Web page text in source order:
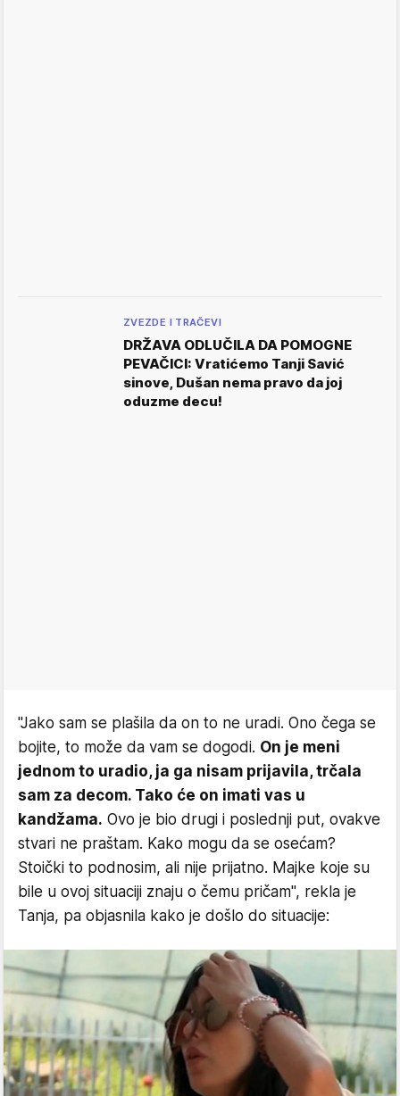
ZVEZDE I TRAČEVI
DRŽAVA ODLUČILA DA POMOGNE
PEVAČICI: Vratićemo Tanji Savić
sinove, Dušan nema pravo da joj
oduzme decu!
"Jako sam se plašila da on to ne uradi. Ono čega se
bojite, to može da vam se dogodi. On je meni
jednom to uradio, ja ga nisam prijavila, trčala
sam za decom. Tako će on imati vas u
kandžama. Ovo je bio drugi i poslednji put, ovakve
stvari ne praštam. Kako mogu da se osećam?
Stoički to podnosim, ali nije prijatno. Majke koje su
bile u ovoj situaciji znaju o čemu pričam", rekla je
Tanja, pa objasnila kako je došlo do situacije: